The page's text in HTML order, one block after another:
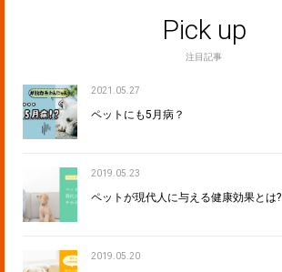
Pick up
注目記事
2021.05.27
ペットにも5月病？
2019.05.23
ペットが現代人に与える健康効果とは?
2019.05.20